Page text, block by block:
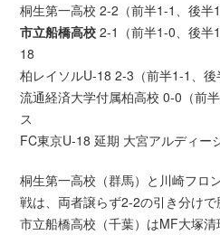
桐生第一高校 2-2（前半1-1、後
市立船橋高校 2-1（前半1-0、後半
18
柏レイソルU-18 2-3（前半1-1、
流通経済大学付属柏高校 0-0（前
ス
FC東京U-18 延期 大宮アルディー
桐生第一高校（群馬）と川崎フロ
戦は、両者譲らず2-2の引き分けで
市立船橋高校（千葉）はMF大塚